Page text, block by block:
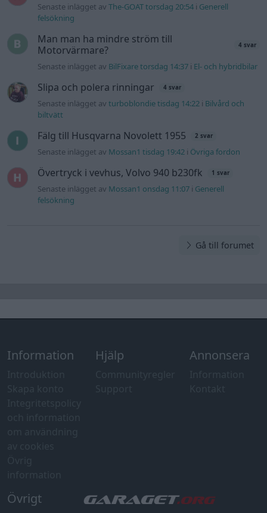
Senaste inlägget avThe-GOAT torsdag 20:54 i Generell
felsökning
Man man ha mindre ström till
Motorvärmare?
4 svar
Senaste inlägget av BilFixare torsdag 14:37 i El- och hybridbilar
Slipa och polera rinningar 4 svar
Senaste inlägget avturboblondie tisdag 14:22 i Bilvård och
biltvätt
Fälg till Husqvarna Novolett 1955 2 svar
Senaste inlägget av Mossan1 tisdag 19:42 i Övriga fordon
Övertryck i vevhus, Volvo 940 b230fk 1 svar
Senaste inlägget av Mossan1 onsdag 11:07 i Generell
felsökning
Gå till forumet
Information Hjälp Annonsera
Övrigt